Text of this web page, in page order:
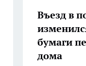
Въезд в
бумаги
дома